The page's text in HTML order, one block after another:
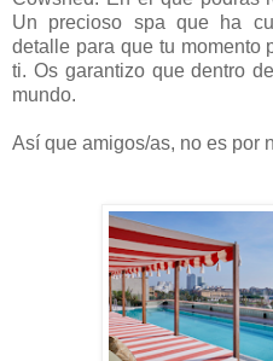
Un precioso spa que ha
detalle para que tu momento
ti. Os garantizo que dentro
mundo.
Así que amigos/as, no es por